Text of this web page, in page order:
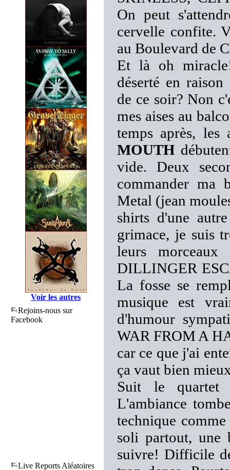
Voir les autres
Rejoins-nous sur
Facebook
Live Reports Aléatoires
On peut
cervelle confite.
au Boulevard de
Et là oh
déserté en
de ce soir? Non
mes aises au
temps après, les
MOUTH
vide. Deux
commander ma
Metal (jean
shirts d'une
grimace, je suis
leurs
DILLINGER
La fosse se
musique est
d'humour
WAR FROM A
car ce que j'ai
ça vaut bien
Suit le
L'ambiance
technique
soli partout, une
suivre! Difficile